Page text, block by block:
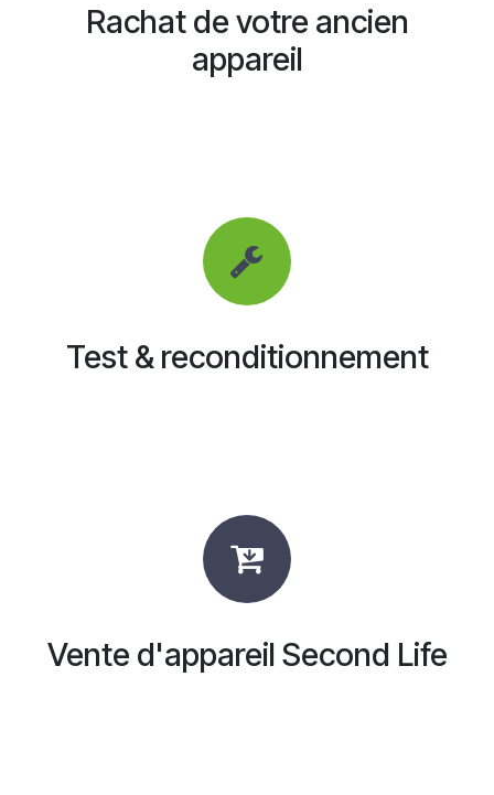
Rachat de votre ancien
appareil
Test & reconditionnement
Vente d'appareil Second Life